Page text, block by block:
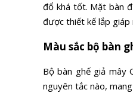
đổ khá tốt. Mặt bàn
được thiết kế lắp giáp
Màu sắc bộ bàn
Bộ bàn ghế giả mây
nguyên tắc nào,